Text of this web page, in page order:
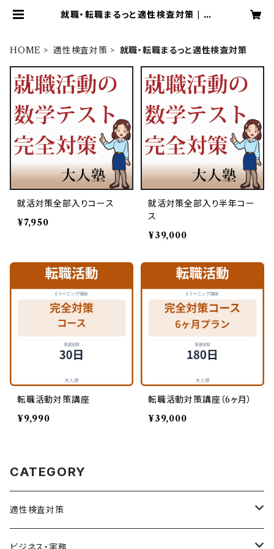
就職・転職まるっと適性検査対策 | 大
HOME 適性検査対策 就職・転職まるっと適性検査対策
就活対策全部入りコース
¥7,950
就活対策全部入り半年コー
ス
¥39,000
転職活動対策講座
¥9,990
転職活動対策講座（6ヶ月）
¥39,000
CATEGORY
適性検査対策
SPI対策